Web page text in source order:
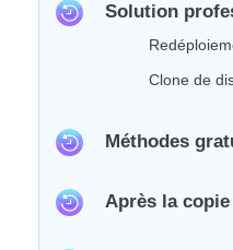
Solution
Clone de
Méthodes
Après la